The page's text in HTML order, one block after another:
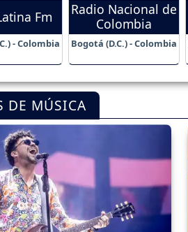
Fm
- Colombia
Radio Nacional de
Colombia
Bogotá (D.C.) - Colombia
DE MÚSICA